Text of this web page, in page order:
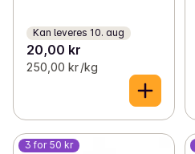
Kan leveres 10. aug
20,00 kr
250,00 kr /kg
3 for 50 kr